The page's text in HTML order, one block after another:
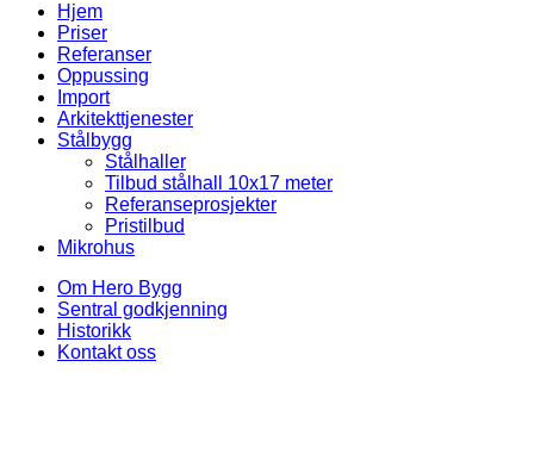
Hjem
Priser
Referanser
Oppussing
Import
Arkitekttjenester
Stålbygg
Stålhaller
Tilbud stålhall 10x17 meter
Referanseprosjekter
Pristilbud
Mikrohus
Om Hero Bygg
Sentral godkjenning
Historikk
Kontakt oss